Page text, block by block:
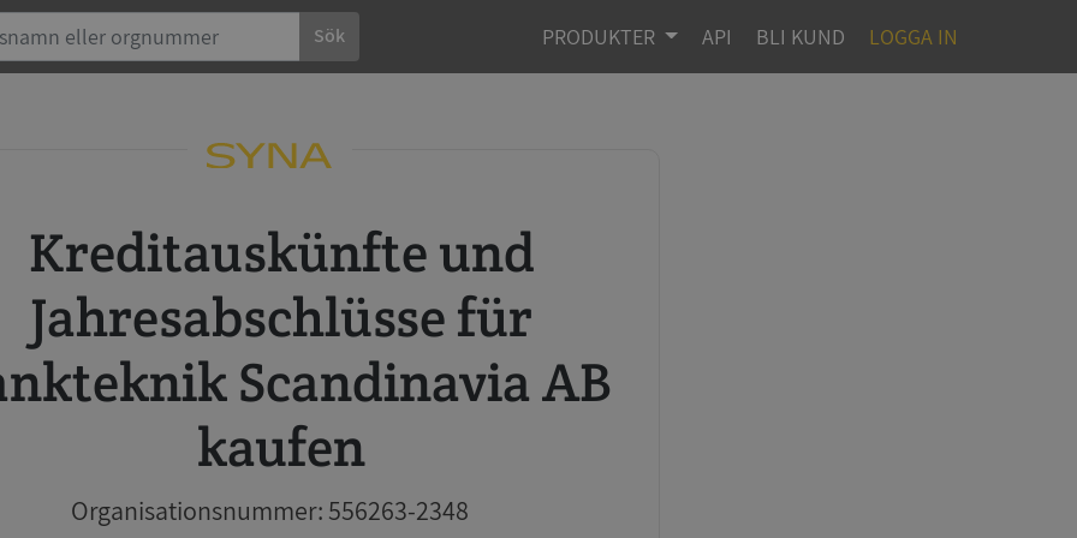
Sök PRODUKTER API BLI KUND LOGGA IN
Kreditauskünfte und
Jahresabschlüsse für
Scandinavia AB
kaufen
Organisationsnummer: 556263-2348